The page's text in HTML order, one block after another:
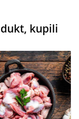
kupili